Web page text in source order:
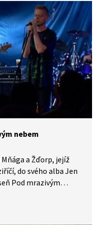
nebem
a Žďorp, jejíž
do svého alba Jen
Pod mrazivým